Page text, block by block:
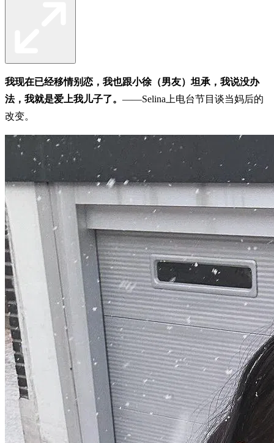
我现在已经移情别恋，我也跟小徐（男友）坦承，我说没办
法，我就是爱上我儿子了。 ——Selina上电台节目谈当妈后的
改变。